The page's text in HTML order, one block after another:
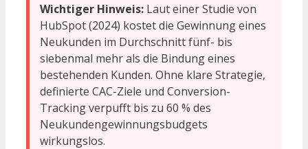
Wichtiger Hinweis: Laut einer Studie von
HubSpot (2024) kostet die Gewinnung eines
Neukunden im Durchschnitt fünf- bis
siebenmal mehr als die Bindung eines
bestehenden Kunden. Ohne klare Strategie,
definierte CAC-Ziele und Conversion-
Tracking verpufft bis zu 60 % des
Neukundengewinnungsbudgets
wirkungslos.